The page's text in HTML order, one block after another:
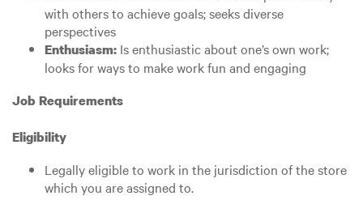
with others to achieve goals; seeks diverse
perspectives
Enthusiasm: Is enthusiastic about one’s own work;
looks for ways to make work fun and engaging
Job Requirements
Eligibility
Legally eligible to work in the jurisdiction of the store
which you are assigned to.